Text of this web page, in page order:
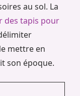
au sol. La
des tapis pour
mettre en
son époque.